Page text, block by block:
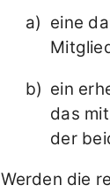
eine
ein
das
der
Werden die